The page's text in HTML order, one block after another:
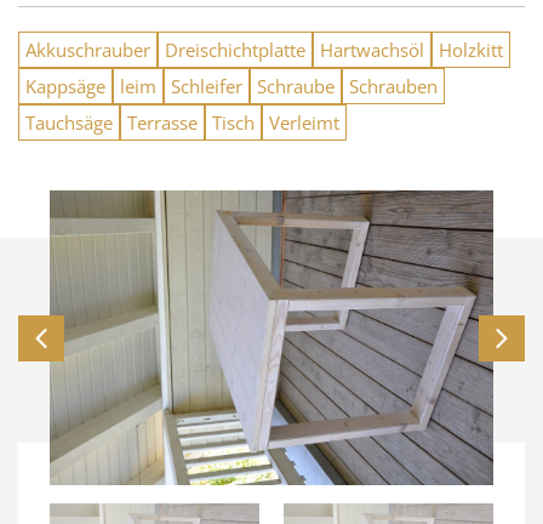
Akkuschrauber Dreischichtplatte Hartwachsöl
Holzkitt
Kappsäge
leim Schleifer Schraube Schrauben
Tauchsäge Terrasse Tisch Verleimt